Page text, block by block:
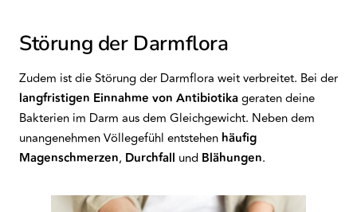
Störung der Darmflora
Zudem ist die Störung der Darmflora weit verbreitet. Bei der
langfristigen Einnahme von Antibiotikageraten deine
Bakterien im Darm aus dem Gleichgewicht. Neben dem
unangenehmen Völlegefühl entstehen häufig
Magenschmerzen, Durchfall und Blähungen.